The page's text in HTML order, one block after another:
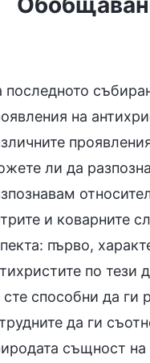
последното
на
ли да
и коварните
първо,
по
сте способни да ги
да ги
същност на